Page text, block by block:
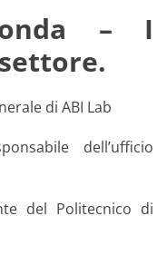
– I
di ABI Lab
dell’ufficio
del Politecnico di